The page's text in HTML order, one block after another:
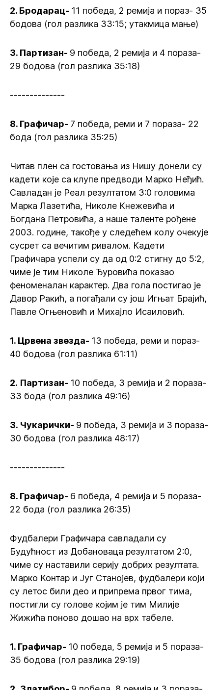
2. Бродарац- 11 победа, 2 ремија и пораз- 35
бодова (гол разлика 33:15; утакмица мање)
3. Партизан- 9 победа, 2 ремија и 4 пораза-
29 бодова (гол разлика 35:18)
--------------
8. Графичар- 7 победа, реми и 7 пораза- 22
бода (гол разлика 35:25)
Читав плен са гостовања из Нишу донели су
кадети које са клупе предводи Марко Неђић.
Савладан је Реал резултатом 3:0 головима
Марка Лазетића, Николе Кнежевића и
Богдана Петровића, а наше таленте рођене
2003. године, такође у следећем колу очекује
сусрет са вечитим ривалом. Кадети
Графичара успели су да од 0:2 стигну до 5:2,
чиме је тим Николе Ђуровића показао
феноменалан карактер. Два гола постигао је
Давор Ракић, а погађали су још Игњат Брајић,
Павле Огњеновић и Михајло Исаиловић.
1. Црвена звезда- 13 победа, реми и пораз-
40 бодова (гол разлика 61:11)
2. Партизан- 10 победа, 3 ремија и 2 пораза-
33 бода (гол разлика 49:16)
3. Чукарички- 9 победа, 3 ремија и 3 пораза-
30 бодова (гол разлика 48:17)
--------------
8. Графичар- 6 победа, 4 ремија и 5 пораза-
22 бода (гол разлика 26:35)
Фудбалери Графичара савладали су
Будућност из Добановаца резултатом 2:0,
чиме су наставили серију добрих резултата.
Марко Контар и Југ Станојев, фудбалери који
су летос били део и припрема првог тима,
постигли су голове којим је тим Милије
Жижића поново дошао на врх табеле.
1. Графичар- 10 победа, 5 ремија и 5 пораза-
35 бодова (гол разлика 29:19)